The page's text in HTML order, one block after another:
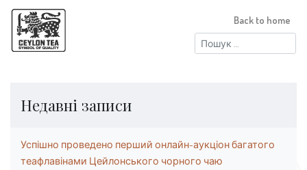
Пошук:
Back to home
Недавні записи
Успішно проведено перший онлайн-аукціон багатого
теафлавінами Цейлонського чорного чаю